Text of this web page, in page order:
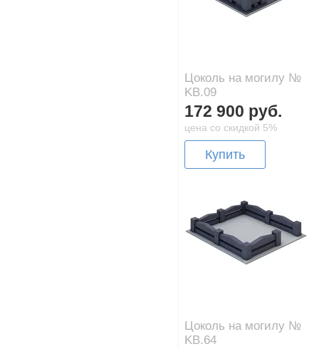
Цоколь на могилу №
KB.09
172 900 руб.
цена со скидкой 5%
Купить
Цоколь на могилу №
KB.64